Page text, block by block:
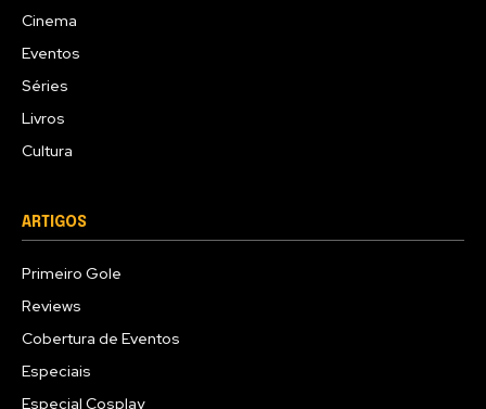
Cinema
Eventos
Séries
Livros
Cultura
ARTIGOS
Primeiro Gole
Reviews
Cobertura de Eventos
Especiais
Especial Cosplay